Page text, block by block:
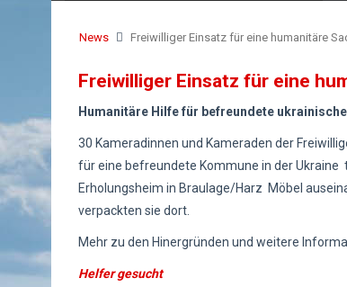
News Freiwilliger Einsatz für eine humanitäre
Freiwilliger Einsatz für eine
Humanitäre Hilfe für befreundete
30 Kameradinnen und Kameraden der
für eine befreundete Kommune in der
Erholungsheim in Braulage/Harz Möbel
verpackten sie dort.
Mehr zu den Hinergründen und weitere
Helfer gesucht